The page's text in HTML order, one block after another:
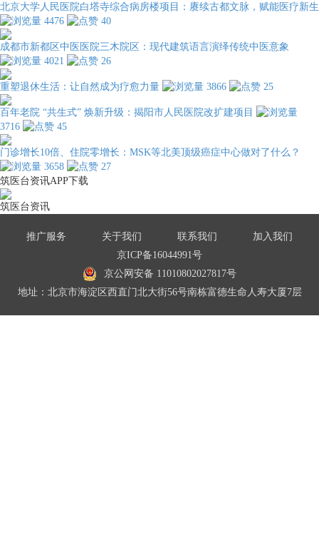
北京大学人民医院白塔寺综合病房楼项目：赓续古都文脉，赋能医疗新生
4476
40
成都市新都区中医医院三木院区：现代建筑语言演绎传统中医意象
4021
26
重塑退休生活：让自然成为疗愈力量 3866 25
百年老院 “共生式” 焕新升级：揭阳市人民医院改扩建项目
3716
45
门诊增长10倍、住院零增长：MSK等北美顶级癌症中心做对了什么？
3658
27
筑医台资讯APP下载
筑医台资讯
推广服务 关于我们 联系我们
加入我们
京ICP备16044991号
京公网安备 11010802027817号
地址：北京市海淀区西直门北大街56号南栋富德生命人寿大厦7层